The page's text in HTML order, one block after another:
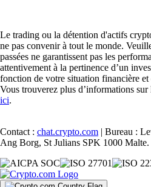
Le trading ou la détention d'actifs
ne pas convenir à tout le monde.
passées ne garantissent pas les
attentivement à la pertinence d’un
fonction de votre situation financière et
Vous trouverez plus d’informations
ici.
Contact : chat.crypto.com | Bureau :
Ang Borg, St Julians SPK 1000 Malte.